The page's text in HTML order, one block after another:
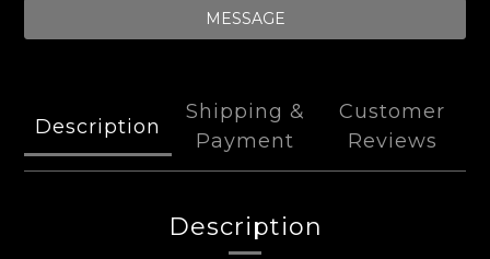
MESSAGE
Description
Shipping &
Payment
Customer
Reviews
Description